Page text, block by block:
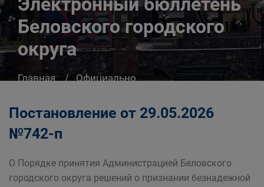
Беловского городского
округа
Главная
Официально
Постановление от 29.05.2026
№742-п
О Порядке принятия Администрацией Беловского
городского округа решений о признании безнадежной